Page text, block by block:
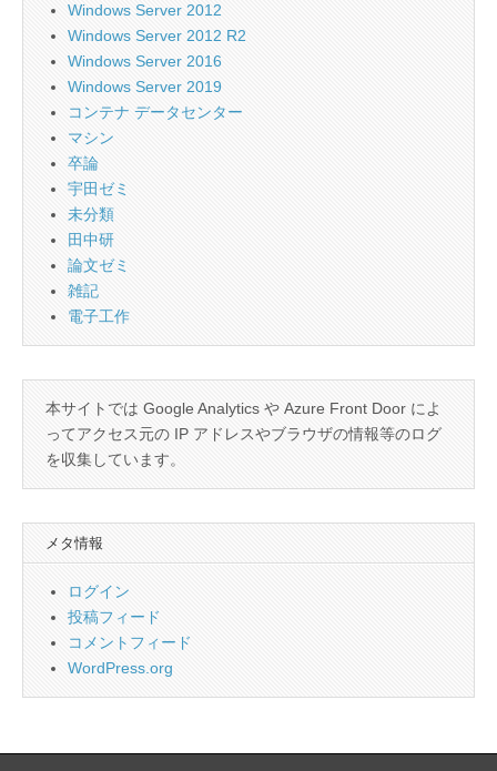
Windows Server 2012
Windows Server 2012 R2
Windows Server 2016
Windows Server 2019
コンテナ データセンター
マシン
卒論
宇田ゼミ
未分類
田中研
論文ゼミ
雑記
電子工作
本サイトでは Google Analytics や Azure Front Door によ
ってアクセス元の IP アドレスやブラウザの情報等のログ
を収集しています。
メタ情報
ログイン
投稿フィード
コメントフィード
WordPress.org